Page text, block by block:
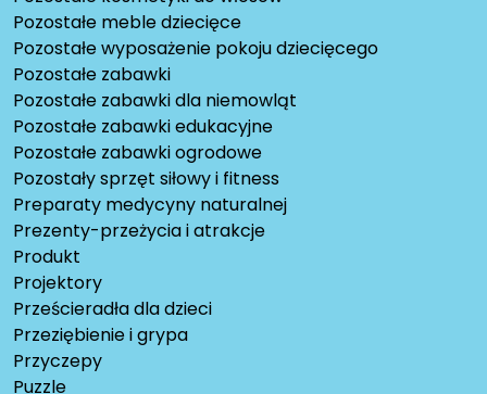
Pozostałe meble dziecięce
Pozostałe wyposażenie pokoju dziecięcego
Pozostałe zabawki
Pozostałe zabawki dla niemowląt
Pozostałe zabawki edukacyjne
Pozostałe zabawki ogrodowe
Pozostały sprzęt siłowy i fitness
Preparaty medycyny naturalnej
Prezenty-przeżycia i atrakcje
Produkt
Projektory
Prześcieradła dla dzieci
Przeziębienie i grypa
Przyczepy
Puzzle